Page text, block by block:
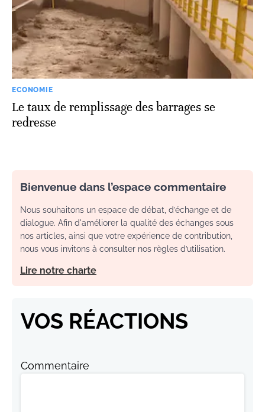
ECONOMIE
Le taux de remplissage des barrages se
redresse
Bienvenue dans l’espace commentaire
Nous souhaitons un espace de débat, d’échange et de
dialogue. Afin d'améliorer la qualité des échanges sous
nos articles, ainsi que votre expérience de contribution,
nous vous invitons à consulter nos règles d’utilisation.
Lire notre charte
VOS RÉACTIONS
Commentaire